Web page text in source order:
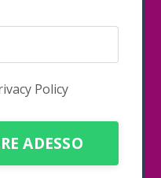
Policy
ADESSO